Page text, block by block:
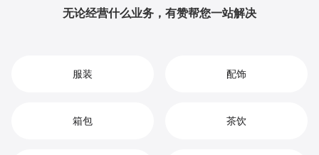
无论经营什么业务，有赞帮您一站解决
服装 配饰
箱包 茶饮